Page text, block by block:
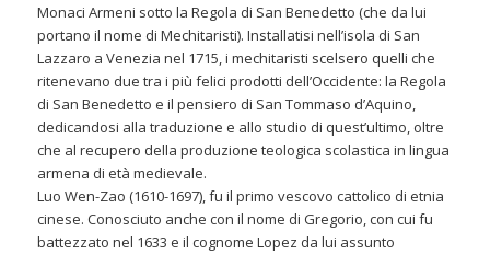
Monaci Armeni sotto la Regola di San Benedetto (che da lui
portano il nome di Mechitaristi). Installatisi nell’isola di San
Lazzaro a Venezia nel 1715, i mechitaristi scelsero quelli che
ritenevano due tra i più felici prodotti dell’Occidente: la Regola
di San Benedetto e il pensiero di San Tommaso d’Aquino,
dedicandosi alla traduzione e allo studio di quest’ultimo, oltre
che al recupero della produzione teologica scolastica in lingua
armena di età medievale.
Luo Wen-Zao (1610-1697), fu il primo vescovo cattolico di etnia
cinese. Conosciuto anche con il nome di Gregorio, con cui fu
battezzato nel 1633 e il cognome Lopez da lui assunto